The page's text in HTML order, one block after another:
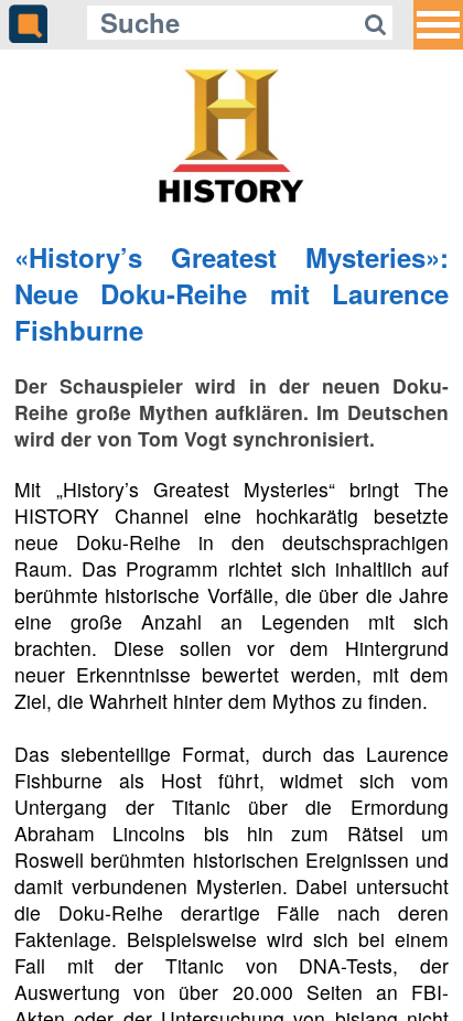
«History’s Greatest Mysteries»:
Neue Doku-Reihe mit Laurence
Fishburne
Der Schauspieler wird in der neuen Doku-
Reihe große Mythen aufklären. Im Deutschen
wird der von Tom Vogt synchronisiert.
Mit „History’s Greatest Mysteries“ bringt The
HISTORY Channel eine hochkarätig besetzte
neue Doku-Reihe in den deutschsprachigen
Raum. Das Programm richtet sich inhaltlich auf
berühmte historische Vorfälle, die über die Jahre
eine große Anzahl an Legenden mit sich
brachten. Diese sollen vor dem Hintergrund
neuer Erkenntnisse bewertet werden, mit dem
Ziel, die Wahrheit hinter dem Mythos zu finden.
Das siebenteilige Format, durch das Laurence
Fishburne als Host führt, widmet sich vom
Untergang der Titanic über die Ermordung
Abraham Lincolns bis hin zum Rätsel um
Roswell berühmten historischen Ereignissen und
damit verbundenen Mysterien. Dabei untersucht
die Doku-Reihe derartige Fälle nach deren
Faktenlage. Beispielsweise wird sich bei einem
Fall mit der Titanic von DNA-Tests, der
Auswertung von über 20.000 Seiten an FBI-